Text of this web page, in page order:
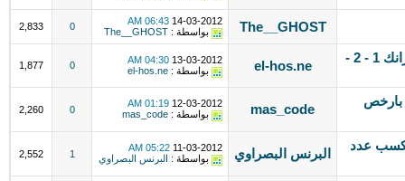
The__GHOST
14-03-2012
06:43 AM
بواسطة : The__GHOST
0
2,833
تبادل نصي - تبادل روابط - يوجد بيج رانك 1 - 2 -
el-hos.ne
13-03-2012
04:30 AM
بواسطة : el-hos.ne
0
1,877
بارخص
mas_code
12-03-2012
01:19 AM
بواسطة : mas_code
0
2,260
عدد
البرنس البصراوي 11-03-2012
05:22 AM
بواسطة :
البرنس البصراوي 1
2,552